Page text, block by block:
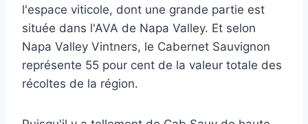
l'espace viticole, dont une grande partie est
située dans l'AVA de Napa Valley. Et selon
Napa Valley Vintners, le Cabernet Sauvignon
représente 55 pour cent de la valeur totale des
récoltes de la région.